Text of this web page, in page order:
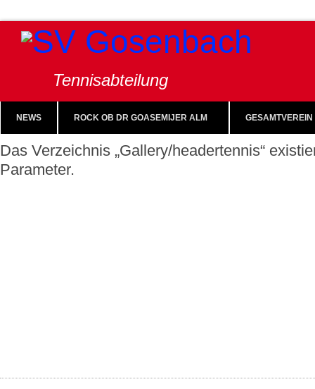
Tennisabteilung
NEWS ROCK OB DR GOASEMIJER ALM GESAMTVEREIN
Das Verzeichnis „Gallery/headertennis“
Parameter.